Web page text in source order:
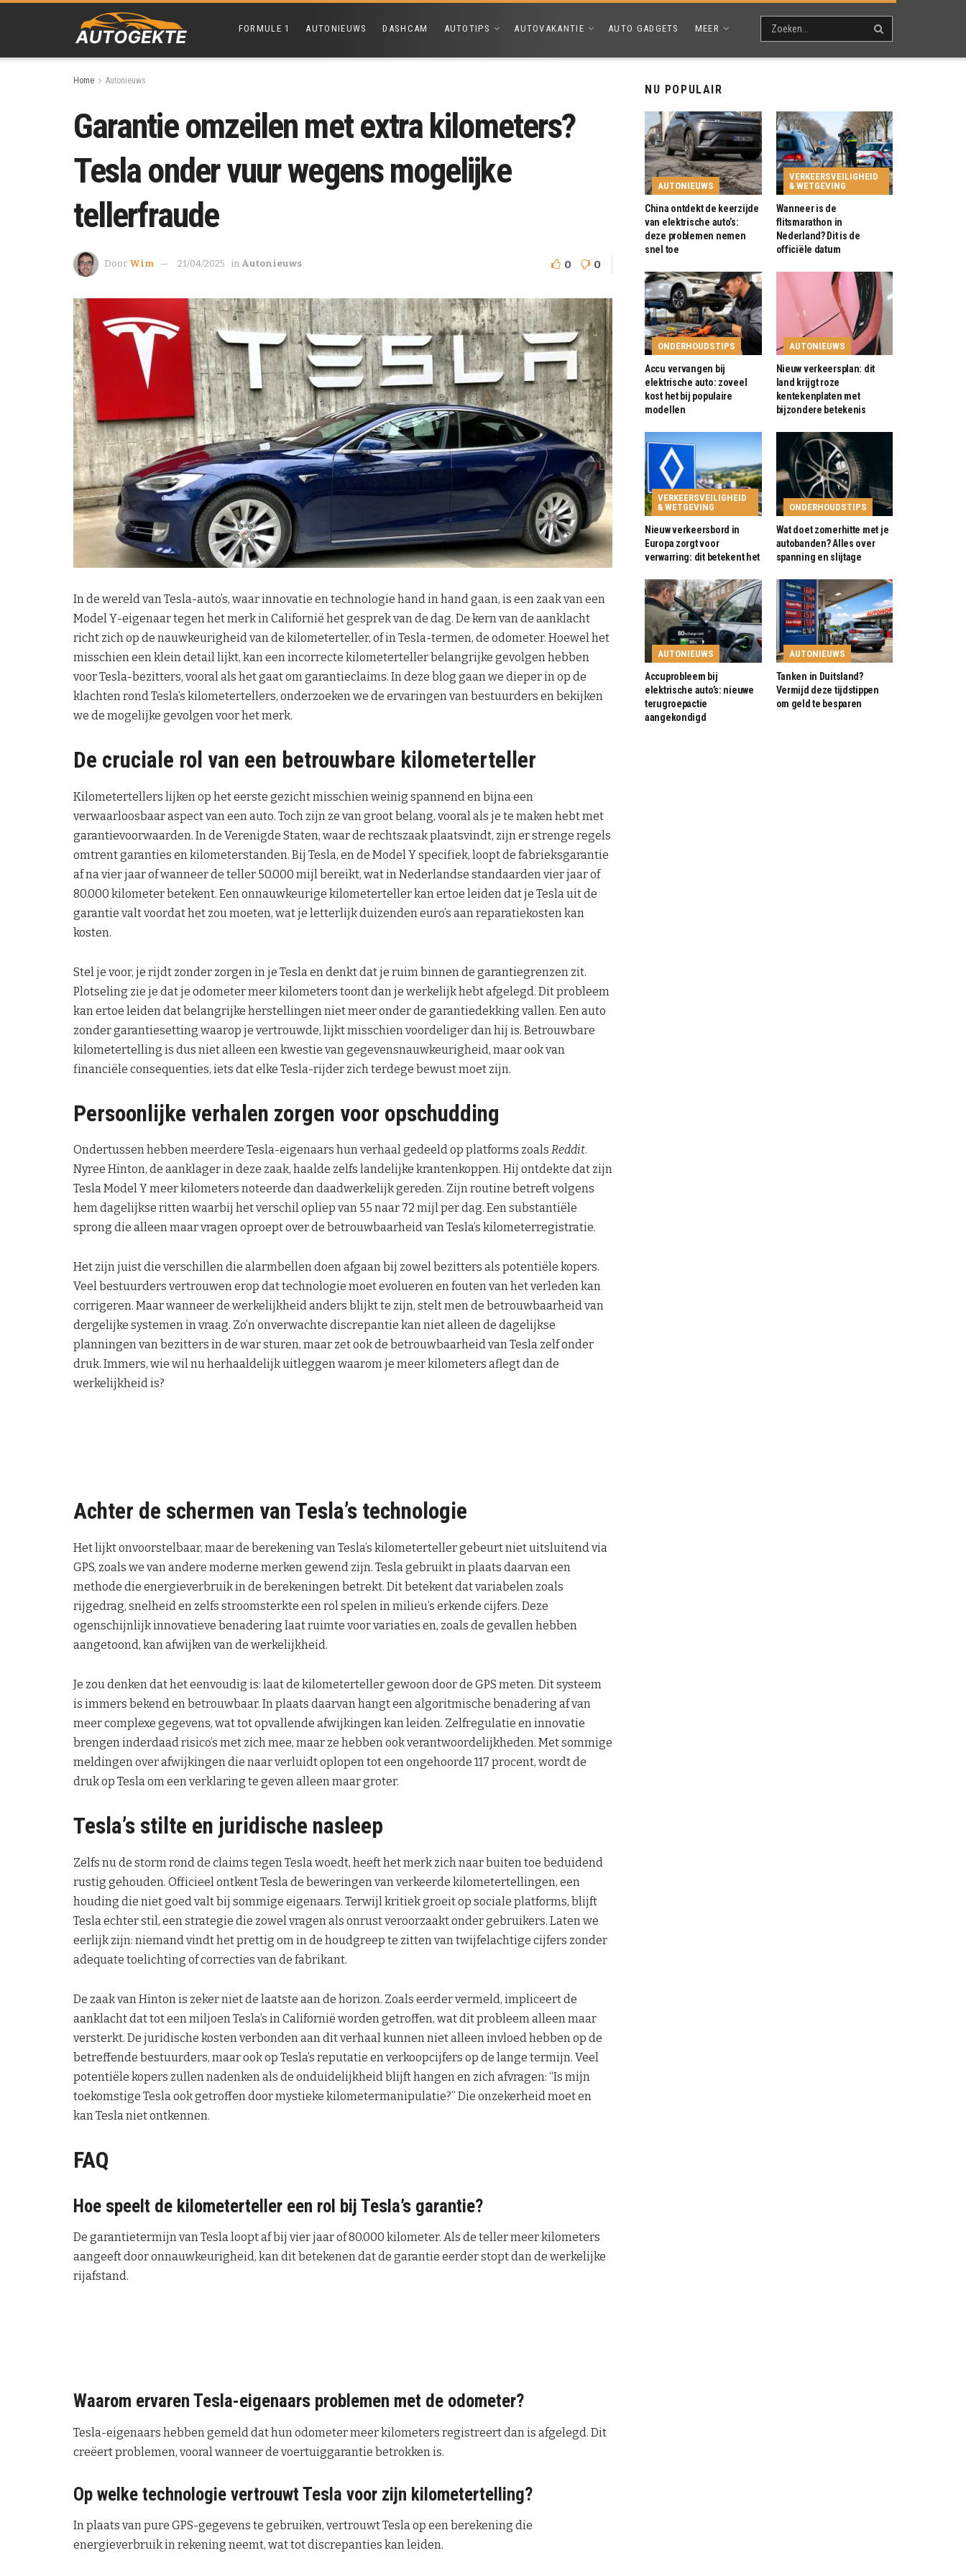
FORMULE 1 AUTONIEUWS DASHCAM AUTOTIPS AUTOVAKANTIE AUTO GADGETS MEER
Home Autonieuws
Garantie omzeilen met extra kilometers?
Tesla onder vuur wegens mogelijke
tellerfraude
Door Wim 21/04/2025 in Autonieuws 0 0
In de wereld van Tesla-auto’s, waar innovatie en technologie hand in hand gaan, is een zaak van een
Model Y-eigenaar tegen het merk in Californië het gesprek van de dag. De kern van de aanklacht
richt zich op de nauwkeurigheid van de kilometerteller, of in Tesla-termen, de odometer. Hoewel het
misschien een klein detail lijkt, kan een incorrecte kilometerteller belangrijke gevolgen hebben
voor Tesla-bezitters, vooral als het gaat om garantieclaims. In deze blog gaan we dieper in op de
klachten rond Tesla’s kilometertellers, onderzoeken we de ervaringen van bestuurders en bekijken
we de mogelijke gevolgen voor het merk.
De cruciale rol van een betrouwbare kilometerteller
Kilometertellers lijken op het eerste gezicht misschien weinig spannend en bijna een
verwaarloosbaar aspect van een auto. Toch zijn ze van groot belang, vooral als je te maken hebt met
garantievoorwaarden. In de Verenigde Staten, waar de rechtszaak plaatsvindt, zijn er strenge regels
omtrent garanties en kilometerstanden. Bij Tesla, en de Model Y specifiek, loopt de fabrieksgarantie
af na vier jaar of wanneer de teller 50.000 mijl bereikt, wat in Nederlandse standaarden vier jaar of
80.000 kilometer betekent. Een onnauwkeurige kilometerteller kan ertoe leiden dat je Tesla uit de
garantie valt voordat het zou moeten, wat je letterlijk duizenden euro’s aan reparatiekosten kan
kosten.
Stel je voor, je rijdt zonder zorgen in je Tesla en denkt dat je ruim binnen de garantiegrenzen zit.
Plotseling zie je dat je odometer meer kilometers toont dan je werkelijk hebt afgelegd. Dit probleem
kan ertoe leiden dat belangrijke herstellingen niet meer onder de garantiedekking vallen. Een auto
zonder garantiesetting waarop je vertrouwde, lijkt misschien voordeliger dan hij is. Betrouwbare
kilometertelling is dus niet alleen een kwestie van gegevensnauwkeurigheid, maar ook van
financiële consequenties, iets dat elke Tesla-rijder zich terdege bewust moet zijn.
Persoonlijke verhalen zorgen voor opschudding
Ondertussen hebben meerdere Tesla-eigenaars hun verhaal gedeeld op platforms zoals Reddit.
Nyree Hinton, de aanklager in deze zaak, haalde zelfs landelijke krantenkoppen. Hij ontdekte dat zijn
Tesla Model Y meer kilometers noteerde dan daadwerkelijk gereden. Zijn routine betreft volgens
hem dagelijkse ritten waarbij het verschil opliep van 55 naar 72 mijl per dag. Een substantiële
sprong die alleen maar vragen oproept over de betrouwbaarheid van Tesla’s kilometerregistratie.
Het zijn juist die verschillen die alarmbellen doen afgaan bij zowel bezitters als potentiële kopers.
Veel bestuurders vertrouwen erop dat technologie moet evolueren en fouten van het verleden kan
corrigeren. Maar wanneer de werkelijkheid anders blijkt te zijn, stelt men de betrouwbaarheid van
dergelijke systemen in vraag. Zo’n onverwachte discrepantie kan niet alleen de dagelijkse
planningen van bezitters in de war sturen, maar zet ook de betrouwbaarheid van Tesla zelf onder
druk. Immers, wie wil nu herhaaldelijk uitleggen waarom je meer kilometers aflegt dan de
werkelijkheid is?
Achter de schermen van Tesla’s technologie
Het lijkt onvoorstelbaar, maar de berekening van Tesla’s kilometerteller gebeurt niet uitsluitend via
GPS, zoals we van andere moderne merken gewend zijn. Tesla gebruikt in plaats daarvan een
methode die energieverbruik in de berekeningen betrekt. Dit betekent dat variabelen zoals
rijgedrag, snelheid en zelfs stroomsterkte een rol spelen in milieu’s erkende cijfers. Deze
ogenschijnlijk innovatieve benadering laat ruimte voor variaties en, zoals de gevallen hebben
aangetoond, kan afwijken van de werkelijkheid.
Je zou denken dat het eenvoudig is: laat de kilometerteller gewoon door de GPS meten. Dit systeem
is immers bekend en betrouwbaar. In plaats daarvan hangt een algoritmische benadering af van
meer complexe gegevens, wat tot opvallende afwijkingen kan leiden. Zelfregulatie en innovatie
brengen inderdaad risico’s met zich mee, maar ze hebben ook verantwoordelijkheden. Met sommige
meldingen over afwijkingen die naar verluidt oplopen tot een ongehoorde 117 procent, wordt de
druk op Tesla om een verklaring te geven alleen maar groter.
Tesla’s stilte en juridische nasleep
Zelfs nu de storm rond de claims tegen Tesla woedt, heeft het merk zich naar buiten toe beduidend
rustig gehouden. Officieel ontkent Tesla de beweringen van verkeerde kilometertellingen, een
houding die niet goed valt bij sommige eigenaars. Terwijl kritiek groeit op sociale platforms, blijft
Tesla echter stil, een strategie die zowel vragen als onrust veroorzaakt onder gebruikers. Laten we
eerlijk zijn: niemand vindt het prettig om in de houdgreep te zitten van twijfelachtige cijfers zonder
adequate toelichting of correcties van de fabrikant.
De zaak van Hinton is zeker niet de laatste aan de horizon. Zoals eerder vermeld, impliceert de
aanklacht dat tot een miljoen Tesla’s in Californië worden getroffen, wat dit probleem alleen maar
versterkt. De juridische kosten verbonden aan dit verhaal kunnen niet alleen invloed hebben op de
betreffende bestuurders, maar ook op Tesla’s reputatie en verkoopcijfers op de lange termijn. Veel
potentiële kopers zullen nadenken als de onduidelijkheid blijft hangen en zich afvragen: “Is mijn
toekomstige Tesla ook getroffen door mystieke kilometermanipulatie?” Die onzekerheid moet en
kan Tesla niet ontkennen.
FAQ
Hoe speelt de kilometerteller een rol bij Tesla’s garantie?
De garantietermijn van Tesla loopt af bij vier jaar of 80.000 kilometer. Als de teller meer kilometers
aangeeft door onnauwkeurigheid, kan dit betekenen dat de garantie eerder stopt dan de werkelijke
rijafstand.
Waarom ervaren Tesla-eigenaars problemen met de odometer?
Tesla-eigenaars hebben gemeld dat hun odometer meer kilometers registreert dan is afgelegd. Dit
creëert problemen, vooral wanneer de voertuiggarantie betrokken is.
Op welke technologie vertrouwt Tesla voor zijn kilometertelling?
In plaats van pure GPS-gegevens te gebruiken, vertrouwt Tesla op een berekening die
energieverbruik in rekening neemt, wat tot discrepanties kan leiden.
NU POPULAIR
AUTONIEUWS
China ontdekt de keerzijde
van elektrische auto’s:
deze problemen nemen
snel toe
VERKEERSVEILIGHEID
& WETGEVING
Wanneer is de
flitsmarathon in
Nederland? Dit is de
officiële datum
ONDERHOUDSTIPS
Accu vervangen bij
elektrische auto: zoveel
kost het bij populaire
modellen
AUTONIEUWS
Nieuw verkeersplan: dit
land krijgt roze
kentekenplaten met
bijzondere betekenis
VERKEERSVEILIGHEID
& WETGEVING
Nieuw verkeersbord in
Europa zorgt voor
verwarring: dit betekent het
ONDERHOUDSTIPS
Wat doet zomerhitte met je
autobanden? Alles over
spanning en slijtage
AUTONIEUWS
Accuprobleem bij
elektrische auto’s: nieuwe
terugroepactie
aangekondigd
AUTONIEUWS
Tanken in Duitsland?
Vermijd deze tijdstippen
om geld te besparen